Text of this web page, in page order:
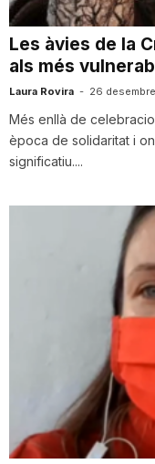
u
t
a
t
a
Les àvies de la
als més
Laura Rovira - 26
Més enllà de
època de solidaritat i
significatiu....